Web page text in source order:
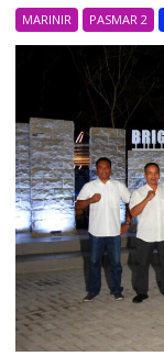
MARINIR PASMAR 2